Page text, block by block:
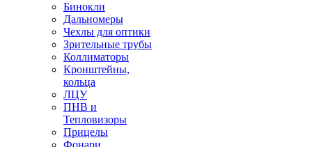
Бинокли
Дальномеры
Чехлы для оптики
Зрительные трубы
Коллиматоры
Кронштейны,
кольца
ЛЦУ
ПНВ и
Тепловизоры
Прицелы
Фонари